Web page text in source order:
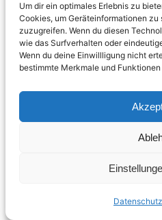
Um dir ein optimales Erlebnis zu
Cookies, um Geräteinformationen
zuzugreifen. Wenn du diesen
wie das Surfverhalten oder
Wenn du deine Einwillligung nicht
bestimmte Merkmale und
Datenschutz
technologischen
verklärtund
von Regulierung,
Verantwortung
Der technologische
Andreessen schreibt
„technological
Übermenschen) zu
„Übermenschen“als